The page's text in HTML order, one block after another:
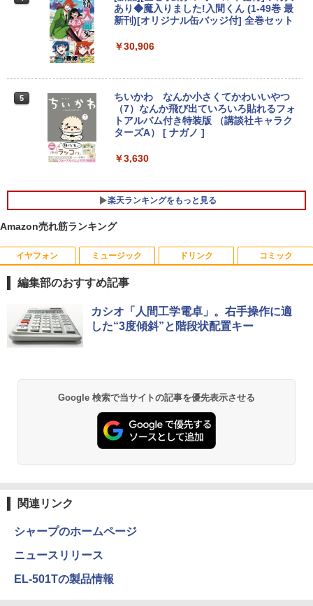
付き 初心者向けノートPC 初期設定済 1
5.6型 インテル高速CPU ランダムで発送
Webカメラ zoom 軽量薄型 無線 型番更
￥12,980
【★最大100%ポイント】【Windows11
K A579/第8世代 Core i3/メモリ:4GB/8G
1/中古PC 中古ノートパソコン Windows
11
￥18,800
5
中古ノートパソコン・ windows11 offic
e付・整備済み品・富士通 LIFEBOOK U
938 超軽量ノートパソコン 13.3型FHD
第7世代 Core i5 / メモリ8GB / SSD256G
B / Webカメラ / 初期設定不要
【楽天1位 10.5/11インチ 小型 軽量】モ
IPS パネル 色鮮やか 265g 超軽量 Type-
C対応 miniHDMI モニター 持ち運び サブ
ディスプレイ ミニPC対応 3年保証 EVICI
V
2026夏登場★Switch2ドック不要 モバイ
ル ゲーミングモニター 16インチ 144Hz /
ル 撥水加工ケース スタンド 非光沢 薄型
2対応 スピーカー内蔵 kksmart
￥11,999
あり◆魔入りました!入間くん (1-49巻 最
新刊)[オリジナル缶バッジ付] 全巻セット
￥30,906
5
ちいかわ なんか小さくてかわいいやつ
（7）なんか飛び出ていろいろ貼れるフォ
トアルバム付き特装版 （講談社キャラク
ターズA） [ ナガノ ]
￥3,630
楽天ランキングをもっと見る
Amazon売れ筋ランキング
イヤフォン
Anker Soundcore P40i オフホワイト
￥7,990
Anker Soundcore P31i ブラック
￥5,990
【2026年アップグレード版】AOKIMI ワイヤ
レスイヤホン bluetooth イヤホン V12 小型
ミュージック
BRUCE WAYNE feat. Flo Milli, ATL Jacob
[Explicit]
BRUCE WAYNE feat. Flo Milli, ATL Jacob
￥250
On My Road (Stadium ver.)
ドリンク
by Amazon 天然水 ラベルレス 500ml ×24本
富士山の天然水 バナジウム含有 水 ミネラル
ウォーター ペットボトル 静岡県産 500ミリリ
ET ラベルレス ×8本
by Amazon 炭酸水 ラベルレス 500ml ×24本
コミック
薬屋のひとりごと 17巻 (デジタル版ビッグガ
ンガンコミックス)
異世界居酒屋「のぶ」(22) (角川コミックス・
￥832
HUNTER×HUNTER モノクロ版 39 (ジャンプ
コミックスDIGITAL)
編集部のおすすめ記事
カシオ「人間工学電卓」。右手操作に適
した“3度傾斜”と階段状配置キー
Google 検索で当サイトの記事を優先表示させる
関連リンク
シャープのホームページ
ニュースリリース
EL-501Tの製品情報